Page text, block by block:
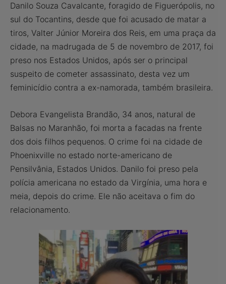
Danilo Souza Cavalcante, foragido de Figuerópolis, no
sul do Tocantins, desde que foi acusado de matar a
tiros, Valter Júnior Moreira dos Reis, em uma praça da
cidade, na madrugada de 5 de novembro de 2017, foi
preso nos Estados Unidos, após ser o principal
suspeito de cometer assassinato, desta vez um
feminicídio contra a ex-namorada, também brasileira.
Debora Evangelista Brandão, 34 anos, natural de
Balsas no Maranhão, foi morta a facadas na frente
dos dois filhos pequenos. O crime foi na cidade de
Phoenixville no estado norte-americano de
Pensilvânia, Estados Unidos. Danilo foi preso pela
polícia americana no estado da Virgínia, uma hora e
meia, depois do crime. Ele não aceitava o fim do
relacionamento.